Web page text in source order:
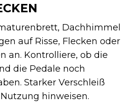
Dachhimmel
auf Risse, Flecken oder
an. Kontrolliere, ob die
die Pedale noch
Starker Verschleiß
hinweisen.